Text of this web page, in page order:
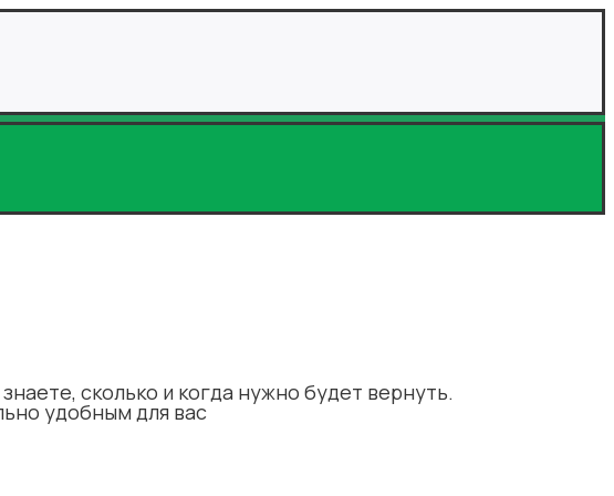
сколько и когда нужно будет вернуть.
удобным для вас